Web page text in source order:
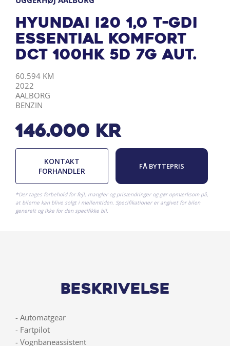
Hyundai i20 1,0 T-GDI
Essential Komfort
DCT 100HK 5d 7g Aut.
KILOMETER
60.594 KM
ÅRGANG
2022
BY
AALBORG
DRIVMIDDEL
BENZIN
146.000 kr
KONTAKT
FORHANDLER
FÅ BYTTEPRIS
*Der tages forbehold for fejl, mangler og prisændringer og gør opmærksom på,
at bilerne kan blive solgt i mellemtiden. Specifikationer er angivet for bilen
generelt og ikke for den specifikke bil.
Beskrivelse
- Automatgear
- Fartpilot
- Vognbaneassistent